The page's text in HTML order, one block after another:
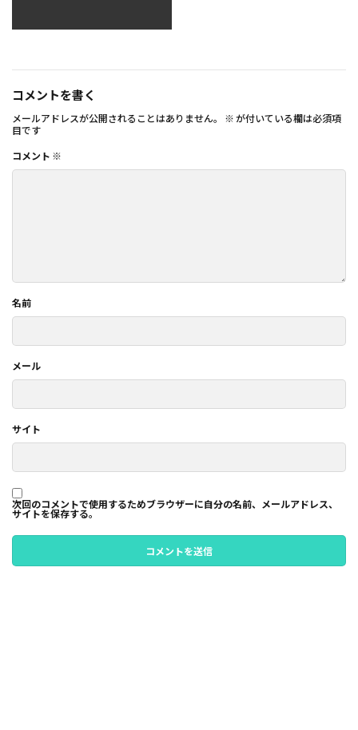
コメントを書く
メールアドレスが公開されることはありません。 ※ が付いている欄は必須項
目です
コメント ※
名前
メール
サイト
次回のコメントで使用するためブラウザーに自分の名前、メールアドレス、
サイトを保存する。